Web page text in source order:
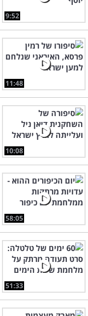
9:52
11:48
10:08
58:05
51:33